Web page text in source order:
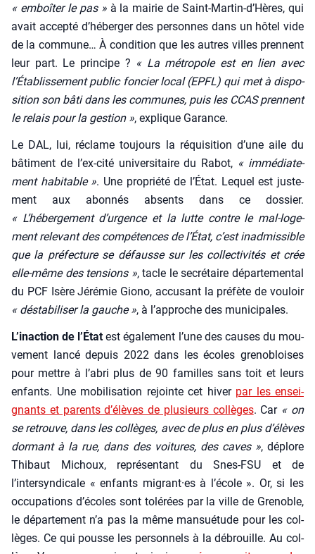
« emboî­ter le pas »à la mai­rie de Saint-Martin‑d’Hères, qui
avait accep­té d’héberger des per­sonnes dans un hôtel vide
de la com­mune… À condi­tion que les autres villes prennent
leur part. Le prin­cipe ? « La métro­pole est en lien avec
l’Établissement public fon­cier local (EPFL) qui met à dis­po­
si­tion son bâti dans les com­munes, puis les CCAS prennent
le relais pour la ges­tion », explique Garance.
Le DAL, lui, réclame tou­jours la réqui­si­tion d’une aile du
bâti­ment de l’ex-cité uni­ver­si­taire du Rabot, « immé­dia­te­
ment habi­table ». Une pro­prié­té de l’État. Lequel est jus­te­
ment aux abon­nés absents dans ce dos­sier.
« L’hébergement d’urgence et la lutte contre le mal-loge­
ment rele­vant des com­pé­tences de l’État, c’est inad­mis­sible
que la pré­fec­ture se défausse sur les col­lec­ti­vi­tés et crée
elle-même des ten­sions », tacle le secré­taire dépar­te­men­tal
du PCF Isère Jéré­mie Gio­no, accu­sant la pré­fète de vou­loir
« désta­bi­li­ser la gauche », à l’ap­proche des muni­ci­pales.
L’inaction de l’Étatest éga­le­ment l’une des causes du mou­
ve­ment lan­cé depuis 2022 dans les écoles gre­no­bloises
pour mettre à l’abri plus de 90 familles sans toit et leurs
enfants. Une mobi­li­sa­tion rejointe cet hiver par les ensei­
gnants et parents d’élèves de plu­sieurs col­lèges. Car « on
se retrouve, dans les col­lèges, avec de plus en plus d’élèves
dor­mant à la rue, dans des voi­tures, des caves », déplore
Thi­baut Michoux, repré­sen­tant du Snes-FSU et de
l’intersyndicale « enfants migrant·es à l’école ». Or, si les
occu­pa­tions d’écoles sont tolé­rées par la ville de Gre­noble,
le dépar­te­ment n’a pas la même man­sué­tude pour les col­
lèges. Ce qui pousse les per­son­nels à la débrouille. Au col­